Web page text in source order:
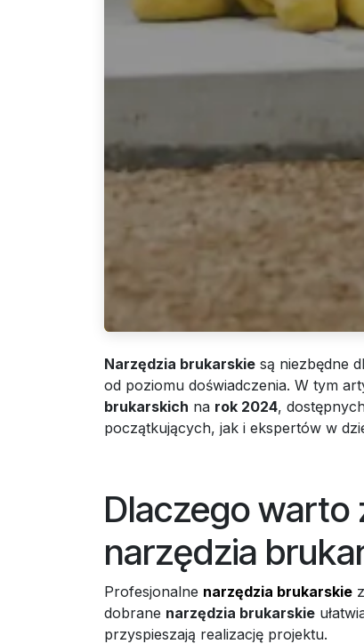
Narzędzia brukarskie są niezbędne
od poziomu doświadczenia. W tym
brukarskich na rok 2024,
początkujących, jak i ekspertów w
Dlaczego warto
narzędzia
Profesjonalne narzędzia brukarskie
dobrane narzędzia brukarskie
przyspieszają realizację projektu.